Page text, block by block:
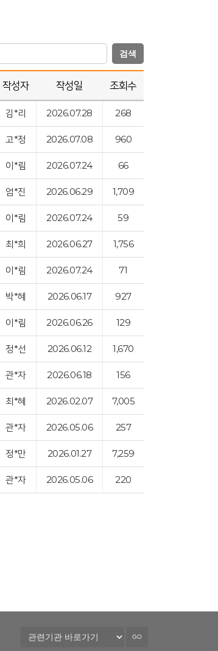
검색
작성자 작성일 조회수
김*리 2026.07.28 268
고*정 2026.07.08 960
이*림 2026.07.24 66
엄*진 2026.06.29 1,709
이*림 2026.07.24 59
최*희 2026.06.27 1,756
이*림 2026.07.24 71
박*혜 2026.06.17 927
이*림 2026.06.26 129
정*선 2026.06.12 1,670
관*자 2026.06.18 156
최*혜 2026.02.07 7,005
관*자 2026.05.06 257
정*만 2026.01.27 7,259
관*자 2026.05.06 220
GO